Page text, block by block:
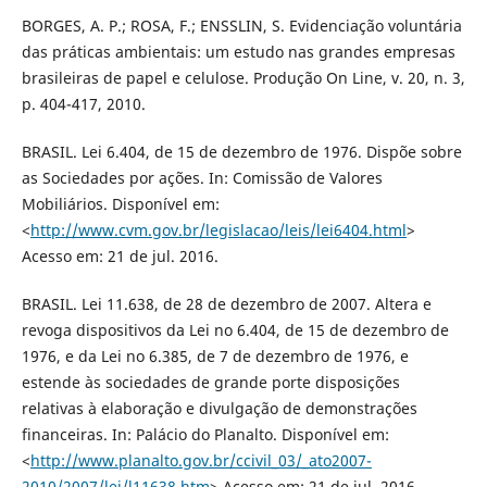
BORGES, A. P.; ROSA, F.; ENSSLIN, S. Evidenciação voluntária
das práticas ambientais: um estudo nas grandes empresas
brasileiras de papel e celulose. Produção On Line, v. 20, n. 3,
p. 404-417, 2010.
BRASIL. Lei 6.404, de 15 de dezembro de 1976. Dispõe sobre
as Sociedades por ações. In: Comissão de Valores
Mobiliários. Disponível em:
<http://www.cvm.gov.br/legislacao/leis/lei6404.html>
Acesso em: 21 de jul. 2016.
BRASIL. Lei 11.638, de 28 de dezembro de 2007. Altera e
revoga dispositivos da Lei no 6.404, de 15 de dezembro de
1976, e da Lei no 6.385, de 7 de dezembro de 1976, e
estende às sociedades de grande porte disposições
relativas à elaboração e divulgação de demonstrações
financeiras. In: Palácio do Planalto. Disponível em:
<http://www.planalto.gov.br/ccivil_03/_ato2007-